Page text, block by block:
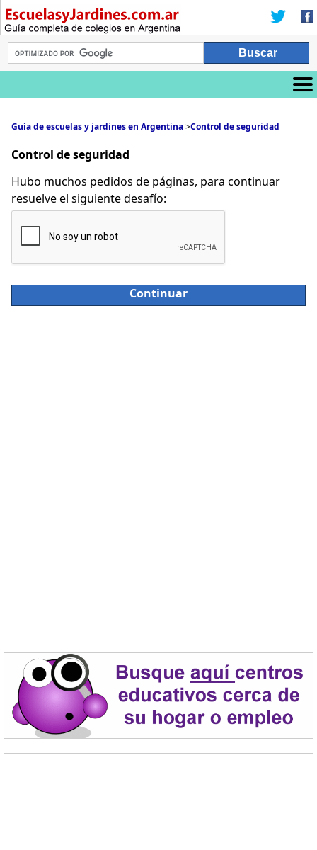
Guía de escuelas y jardines en Argentina>Control de seguridad
Control de seguridad
Hubo muchos pedidos de páginas, para continuar
resuelve el siguiente desafío:
Continuar